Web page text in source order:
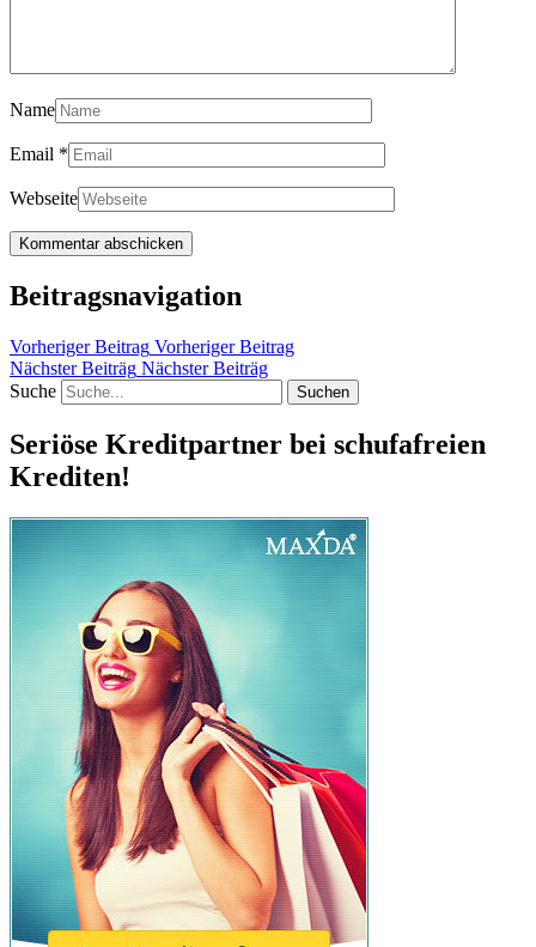
Name
Email *
Webseite
Beitragsnavigation
Vorheriger Beitrag Vorheriger Beitrag
Nächster Beiträg Nächster Beiträg
Suche
Seriöse Kreditpartner bei schufafreien
Krediten!